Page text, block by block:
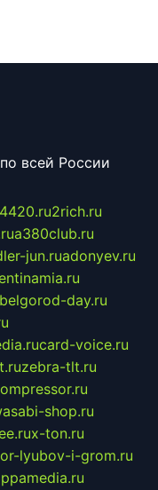
всей России
2rich.ru
a380club.ru
jun.ruadonyev.ru
belgorod-day.ru
card-voice.ru
zebra-tlt.ru
shop.ru
x-ton.ru
lyubov-i-grom.ru